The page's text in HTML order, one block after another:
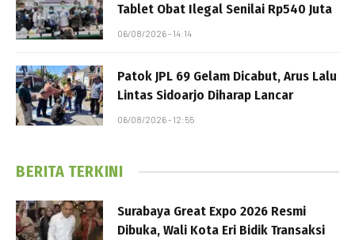
Tablet Obat Ilegal Senilai Rp540 Juta
06/08/2026 - 14:14
Patok JPL 69 Gelam Dicabut, Arus Lalu
Lintas Sidoarjo Diharap Lancar
06/08/2026 - 12:55
BERITA TERKINI
Surabaya Great Expo 2026 Resmi
Dibuka, Wali Kota Eri Bidik Transaksi